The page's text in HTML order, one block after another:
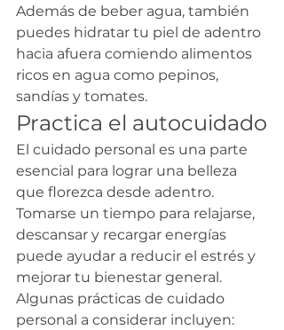
Además de beber agua, también
puedes hidratar tu piel de adentro
hacia afuera comiendo alimentos
ricos en agua como pepinos,
sandías y tomates.
Practica el autocuidado
El cuidado personal es una parte
esencial para lograr una belleza
que florezca desde adentro.
Tomarse un tiempo para relajarse,
descansar y recargar energías
puede ayudar a reducir el estrés y
mejorar tu bienestar general.
Algunas prácticas de cuidado
personal a considerar incluyen: